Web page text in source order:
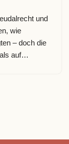
und
wie
– doch die
auf…